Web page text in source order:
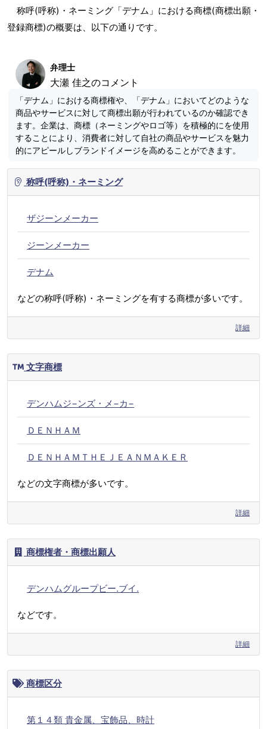
称呼(呼称)・ネーミング「デナム」における商標(商標出願・
登録商標)の概要は、以下の通りです。
弁理士
大瀬 佳之のコメント
「デナム」における商標権や、「デナム」においてどのような
商品やサービスに対して商標出願が行われているのか確認でき
ます。企業は、商標（ネーミングやロゴ等）を積極的にを使用
することにより、消費者に対して自社の商品やサービスを魅力
的にアピールしブランドイメージを高めることができます。
称呼(呼称)・ネーミング
ザジーンメーカー
ジーンメーカー
デナム
などの称呼(呼称)・ネーミングを有する商標が多いです。
詳細
文字商標
デンハムジ−ンズ・メ−カ−
ＤＥＮＨＡＭ
ＤＥＮＨＡＭＴＨＥＪＥＡＮＭＡＫＥＲ
などの文字商標が多いです。
詳細
商標権者・商標出願人
デンハムグループビー.ブイ.
などです。
詳細
商標区分
第１４類 貴金属、宝飾品、時計